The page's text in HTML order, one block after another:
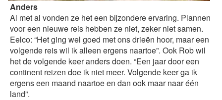
Anders
Al met al vonden ze het een bijzondere ervaring. Plannen
voor een nieuwe reis hebben ze niet, zeker niet samen.
Eelco: “Het ging wel goed met ons drieën hoor, maar een
volgende reis wil ik alleen ergens naartoe”. Ook Rob wil
het de volgende keer anders doen. “Een jaar door een
continent reizen doe ik niet meer. Volgende keer ga ik
ergens een maand naartoe en dan ook maar naar één
land”.